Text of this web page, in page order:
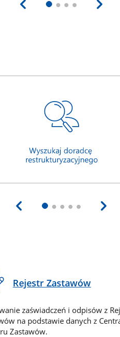
Rejestr Zastawów
zaświadczeń i odpisów z
na podstawie danych z
Zastawów.